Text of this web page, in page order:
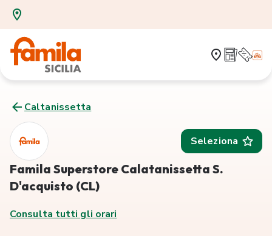
Caltanissetta
Seleziona
Famila Superstore Calatanissetta S.
D'acquisto (CL)
Consulta tutti gli orari